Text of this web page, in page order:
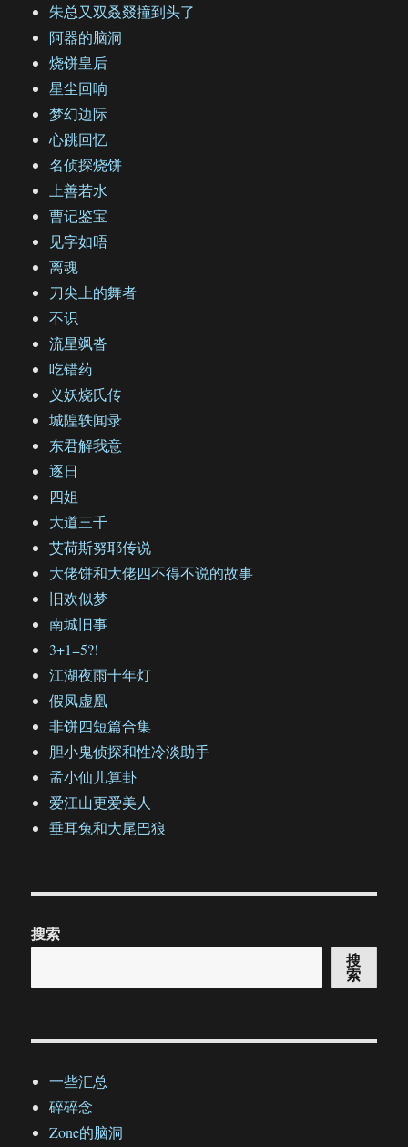
朱总又双叒叕撞到头了
阿器的脑洞
烧饼皇后
星尘回响
梦幻边际
心跳回忆
名侦探烧饼
上善若水
曹记鉴宝
见字如晤
离魂
刀尖上的舞者
不识
流星飒沓
吃错药
义妖烧氏传
城隍轶闻录
东君解我意
逐日
四姐
大道三千
艾荷斯努耶传说
大佬饼和大佬四不得不说的故事
旧欢似梦
南城旧事
3+1=5?!
江湖夜雨十年灯
假凤虚凰
非饼四短篇合集
胆小鬼侦探和性冷淡助手
孟小仙儿算卦
爱江山更爱美人
垂耳兔和大尾巴狼
搜索
搜
索
一些汇总
碎碎念
Zone的脑洞